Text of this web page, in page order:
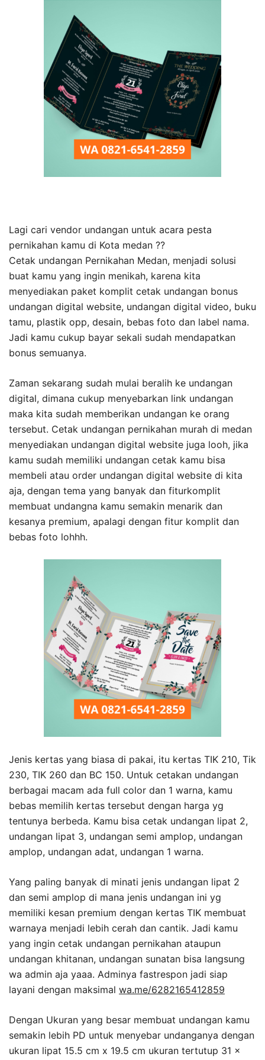
Lagi cari vendor undangan untuk acara pesta
pernikahan kamu di Kota medan ??
Cetak undangan Pernikahan Medan, menjadi solusi
buat kamu yang ingin menikah, karena kita
menyediakan paket komplit cetak undangan bonus
undangan digital website, undangan digital video, buku
tamu, plastik opp, desain, bebas foto dan label nama.
Jadi kamu cukup bayar sekali sudah mendapatkan
bonus semuanya.
Zaman sekarang sudah mulai beralih ke undangan
digital, dimana cukup menyebarkan link undangan
maka kita sudah memberikan undangan ke orang
tersebut. Cetak undangan pernikahan murah di medan
menyediakan undangan digital website juga looh, jika
kamu sudah memiliki undangan cetak kamu bisa
membeli atau order undangan digital website di kita
aja, dengan tema yang banyak dan fiturkomplit
membuat undangna kamu semakin menarik dan
kesanya premium, apalagi dengan fitur komplit dan
bebas foto lohhh.
Jenis kertas yang biasa di pakai, itu kertas TIK 210, Tik
230, TIK 260 dan BC 150. Untuk cetakan undangan
berbagai macam ada full color dan 1 warna, kamu
bebas memilih kertas tersebut dengan harga yg
tentunya berbeda. Kamu bisa cetak undangan lipat 2,
undangan lipat 3, undangan semi amplop, undangan
amplop, undangan adat, undangan 1 warna.
Yang paling banyak di minati jenis undangan lipat 2
dan semi amplop di mana jenis undangan ini yg
memiliki kesan premium dengan kertas TIK membuat
warnaya menjadi lebih cerah dan cantik. Jadi kamu
yang ingin cetak undangan pernikahan ataupun
undangan khitanan, undangan sunatan bisa langsung
wa admin aja yaaa. Adminya fastrespon jadi siap
layani dengan maksimal wa.me/6282165412859
Dengan Ukuran yang besar membuat undangan kamu
semakin lebih PD untuk menyebar undanganya dengan
ukuran lipat 15.5 cm x 19.5 cm ukuran tertutup 31 x